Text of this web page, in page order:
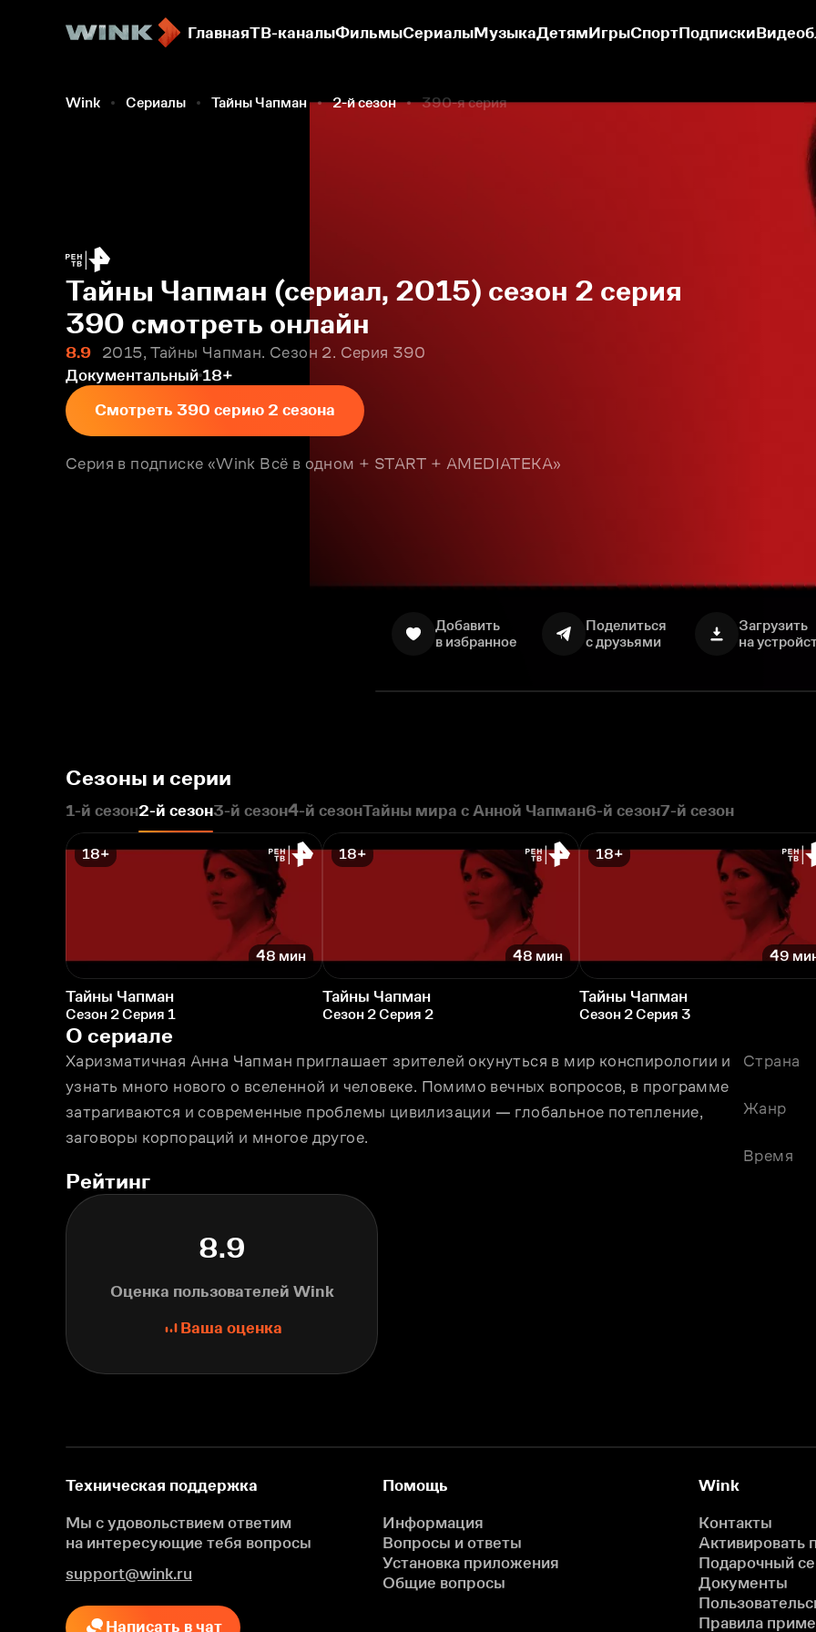
ГлавнаяТВ-каналыФильмыСериалыМузыкаДетямИгрыСпортПодписки
Wink Сериалы Тайны Чапман 2-й сезон 390-я серия
Тайны Чапман (сериал, 2015) сезон 2 серия
390 смотреть онлайн
8.9
2015, Тайны Чапман. Сезон 2. Серия 390
Документальный 18+
Смотреть 390 серию 2 сезона
Серия в подписке «Wink Всё в одном + START + AMEDIATEKA»
Добавить
в избранное
Поделиться
с друзьями
Загрузить
на
Сезоны и серии
1-й сезон2-й сезон3-й сезон4-й сезонТайны мира с Анной Чапман6-й сезон7-й сезон
18+
48 мин
Тайны Чапман
Сезон 2 Серия 1
18+
48 мин
Тайны Чапман
Сезон 2 Серия 2
18+
49
Тайны Чапман
Сезон 2 Серия 3
О сериале
Харизматичная Анна Чапман приглашает зрителей окунуться в мир конспирологии и
узнать много нового о вселенной и человеке. Помимо вечных вопросов, в программе
затрагиваются и современные проблемы цивилизации — глобальное потепление,
заговоры корпораций и многое другое.
Страна
Жанр
Время
Рейтинг
8.9
Оценка пользователей Wink
Ваша оценка
Техническая поддержка
Мы с удовольствием ответим
на интересующие тебя вопросы
support@wink.ru
Написать в чат
Помощь
Информация
Вопросы и ответы
Установка приложения
Общие вопросы
Wink
Контакты
Активировать
Подарочный
Документы
Правила